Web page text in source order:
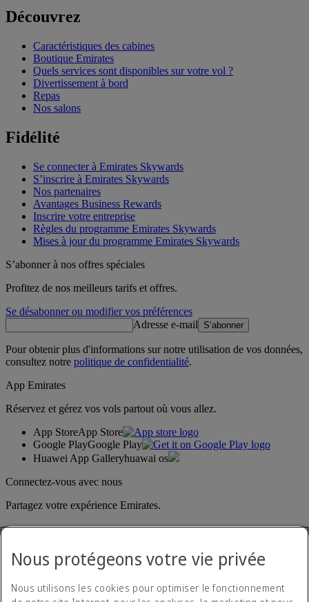
Découvrez
Caractéristiques des cabines
Boutique Emirates
Quels services sont disponibles sur votre vol ?
Divertissement à bord
Repas
Nos salons
Fidélité
Se connecter à Emirates Skywards
S’inscrire à Emirates Skywards
Nos partenaires
Avantages Business Rewards
Inscrire votre entreprise
Règles du programme Emirates Skywards
Mises à jour du programme Emirates Skywards
S’abonner à nos offres spéciales
Profitez de nos meilleurs tarifs et offres.
Se désabonner ou modifier vos préférences
Adresse e-mail
S’abonner
Pour obtenir plus d'informations sur notre utilisation de vos données,
consultez notre politique de confidentialité.
App Emirates
Réservez et gérez vos vols partout où vous allez.
App StoreApp Store
Google PlayGoogle Play
Huawei App Galleryhuawai os
Connectez-vous avec nous
Partagez votre expérience Emirates.
Nous protégeons votre vie privée
Nous utilisons les cookies pour optimiser le fonctionnement